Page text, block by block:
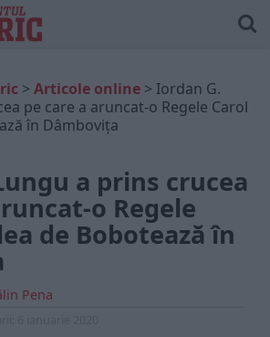
> Articole online > Iordan G.
pe care a aruncat-o Regele Carol
în Dâmbovița
a prins crucea
o Regele
de Bobotează în
Pena